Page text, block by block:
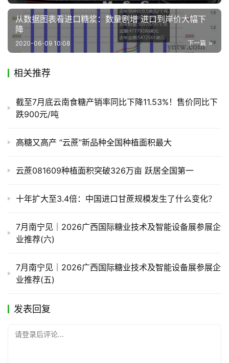
从数据图表看进口糖浆：数量剧增 进口到岸价大幅下
降
下一篇
2020-06-09 10:08
相关推荐
截至7月底云南食糖产销率同比下降11.53%！售价同比下
跌900元/吨
高糖又高产 “云蔗”新品种全国种植面积最大
云蔗081609种植面积突破326万亩 跃居全国第一
十年扩大至3.4倍：中国进口甘蔗规模发生了什么变化？
7月南宁见｜2026广西国际糖业技术及智能设备展参展企
业推荐(六)
7月南宁见｜2026广西国际糖业技术及智能设备展参展企
业推荐(五)
发表回复
请登录后评论...